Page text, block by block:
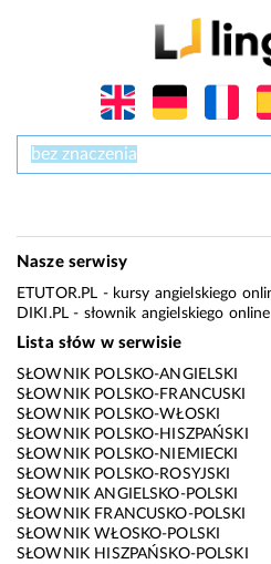
Nasze serwisy
ETUTOR.PL - kursy angielskiego
DIKI.PL - słownik angielskiego online
Lista słów w serwisie
SŁOWNIK POLSKO-ANGIELSKI
SŁOWNIK POLSKO-FRANCUSKI
SŁOWNIK POLSKO-WŁOSKI
SŁOWNIK POLSKO-HISZPAŃSKI
SŁOWNIK POLSKO-NIEMIECKI
SŁOWNIK POLSKO-ROSYJSKI
SŁOWNIK ANGIELSKO-POLSKI
SŁOWNIK FRANCUSKO-POLSKI
SŁOWNIK WŁOSKO-POLSKI
SŁOWNIK HISZPAŃSKO-POLSKI